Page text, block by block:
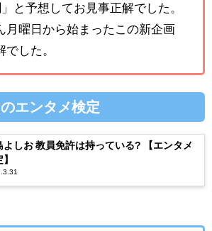
と予想してお見事正解でした。
月曜日から始まったこの新企画
した。
エンタメ検定
よしお 教員免許は持っている? 【エンタメ